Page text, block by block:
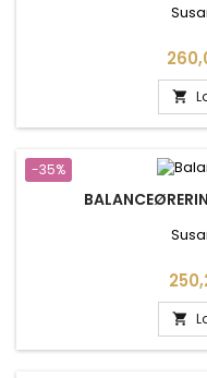
Pris

-35%
Pris
